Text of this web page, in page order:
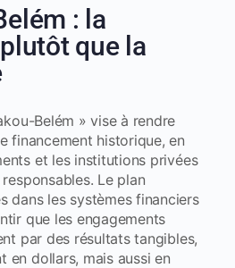
: la
que la
Belém » vise à rendre
financement historique, en
et les institutions privées
Le plan
dans les systèmes financiers
que les engagements
par des résultats tangibles,
en dollars, mais aussi en